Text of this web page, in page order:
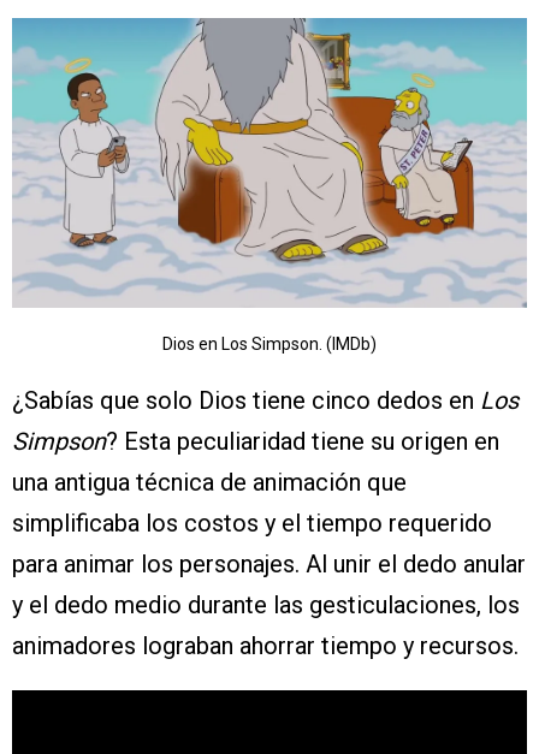
Dios en Los Simpson. (IMDb)
¿Sabías que solo Dios tiene cinco dedos en Los
Simpson? Esta peculiaridad tiene su origen en
una antigua técnica de animación que
simplificaba los costos y el tiempo requerido
para animar los personajes. Al unir el dedo anular
y el dedo medio durante las gesticulaciones, los
animadores lograban ahorrar tiempo y recursos.